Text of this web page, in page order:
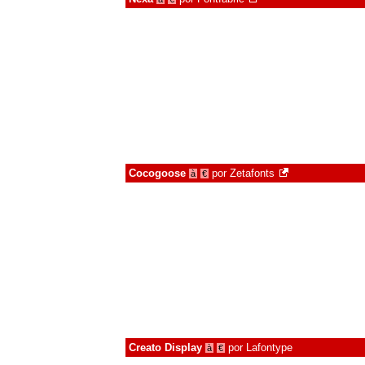
Cocogoose à € por Zetafonts
Creato Display à € por Lafontype